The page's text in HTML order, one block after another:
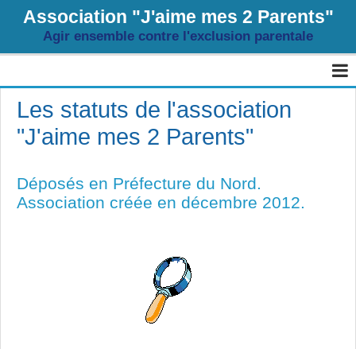
Association "J'aime mes 2 Parents"
Agir ensemble contre l'exclusion parentale
Page d'accueil
Agenda
Album
Les statuts de l'association
"J'aime mes 2 Parents"
Déposés en Préfecture du Nord.
Association créée en décembre 2012.